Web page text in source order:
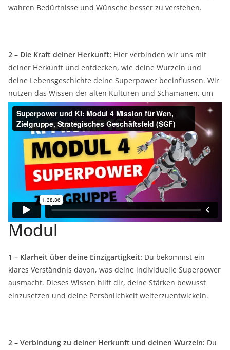
wahren Bedürfnisse und Wünsche besser zu verstehen.
2 – Die Kraft deiner Herkunft: Hier verbinden wir uns mit
deiner Herkunft und entdecken, wie deine Wurzeln und
deine Lebensgeschichte deine Superpower beeinflussen. Wir
nutzen das Wissen der alten Kulturen und Schamanen, um
deine persönliche Kraft zu aktivieren.
3 – Erste Schritte zur Transformation:Am Ende dieses
Moduls machen wir die ersten Schritte zu einer
tiefgreifenden Transformation. Du lernst, wie du deine
Superpower einsetzen kannst, um positive Veränderungen in
deinem Leben zu bewirken und deine Ziele zu erreichen.
Ergebnisse nach diesem
Modul
1 – Klarheit über deine Einzigartigkeit: Du bekommst ein
klares Verständnis davon, was deine individuelle Superpower
ausmacht. Dieses Wissen hilft dir, deine Stärken bewusst
einzusetzen und deine Persönlichkeit weiterzuentwickeln.
2 – Verbindung zu deiner Herkunft und deinen Wurzeln: Du